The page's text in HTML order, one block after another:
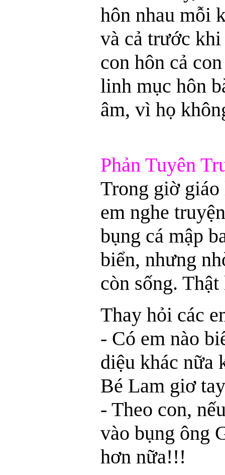
hôn nhau mỗi
và cả trước
con hôn cả
linh mục hôn
âm, vì họ
Phản Tuyên
Trong giờ giáo
em nghe
bụng cá mập
biển, nhưng
còn sống.
Thay hỏi các
- Có em nào
diệu khác nữa
Bé Lam giơ
- Theo con,
vào bụng ông
hơn nữa!!!